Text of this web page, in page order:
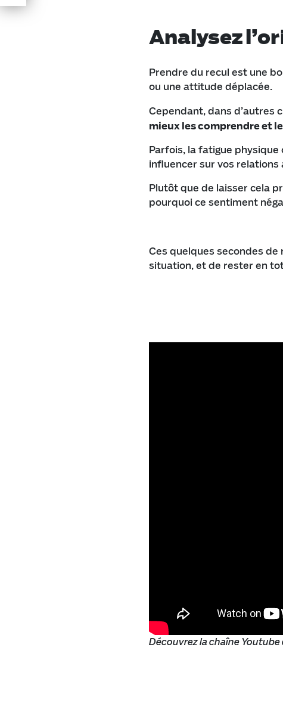
Analysez
Prendre du recul est une
ou une attitude déplacée.
Cependant, dans d’autres
mieux les comprendre et
Parfois, la fatigue
influencer sur vos relations
Plutôt que de laisser cela
pourquoi ce sentiment
Ces quelques secondes
situation, et de rester en
Découvrez la chaîne Youtube